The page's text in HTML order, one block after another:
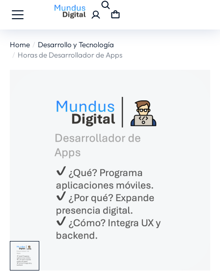
You are here:
Home
Desarrollo y Tecnología
Horas de Desarrollador de Apps